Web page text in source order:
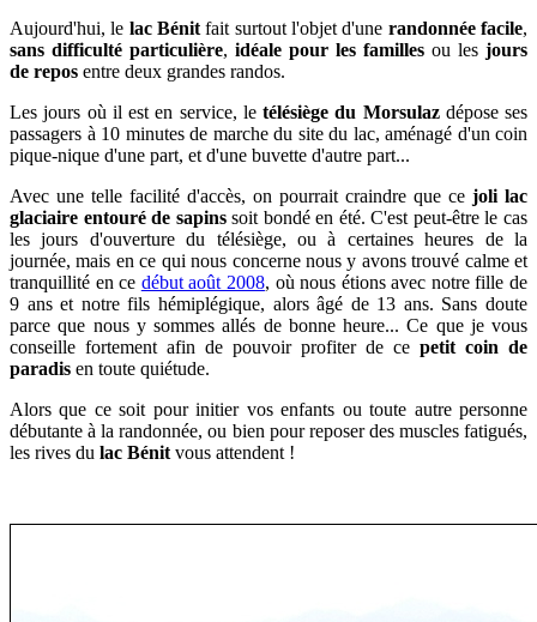
Aujourd'hui, le lac Bénit fait surtout l'objet d'une randonnée facile,
sans difficulté particulière, idéale pour les familles ou les jours
de repos entre deux grandes randos.
Les jours où il est en service, le télésiège du Morsulazdépose ses
passagers à 10 minutes de marche du site du lac, aménagé d'un coin
pique-nique d'une part, et d'une buvette d'autre part...
Avec une telle facilité d'accès, on pourrait craindre que ce joli lac
glaciaire entouré de sapinssoit bondé en été. C'est peut-être le cas
les jours d'ouverture du télésiège, ou à certaines heures de la
journée, mais en ce qui nous concerne nous y avons trouvé calme et
tranquillité en ce début août 2008, où nous étionsavec notre fille de
9 ans et notre fils hémiplégique, alors âgé de 13 ans. Sans doute
parce que nous y sommes allés de bonne heure... Ce que je vous
conseille fortement afin de pouvoir profiter de ce petit coin de
paradis en toute quiétude.
Alors que ce soit pour initier vos enfants ou toute autre personne
débutante à la randonnée, ou bien pour reposer des muscles fatigués,
les rives du lac Bénit vous attendent !